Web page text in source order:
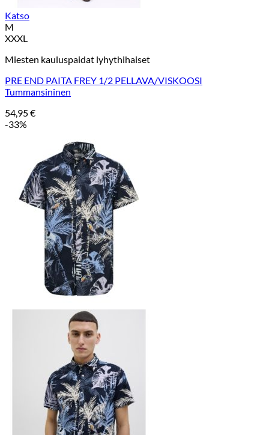
Katso
M
XXXL
Miesten kauluspaidat lyhythihaiset
PRE END PAITA FREY 1/2 PELLAVA/VISKOOSI
Tummansininen
54,95€
-33%